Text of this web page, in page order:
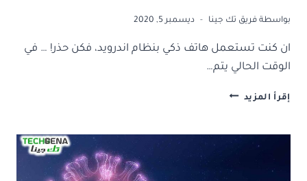
بواسطة فريق تك جينا ديسمبر 5, 2020
ان كنت تستعمل هاتف ذكي بنظام اندرويد، فكن حذر! … في
الوقت الحالي يتم…
إقرأ المزيد ازالة
في